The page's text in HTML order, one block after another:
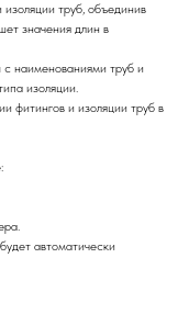
труб, объединив
значения длин в
с наименованиями труб и
изоляции.
фитингов и изоляции труб в
автоматически